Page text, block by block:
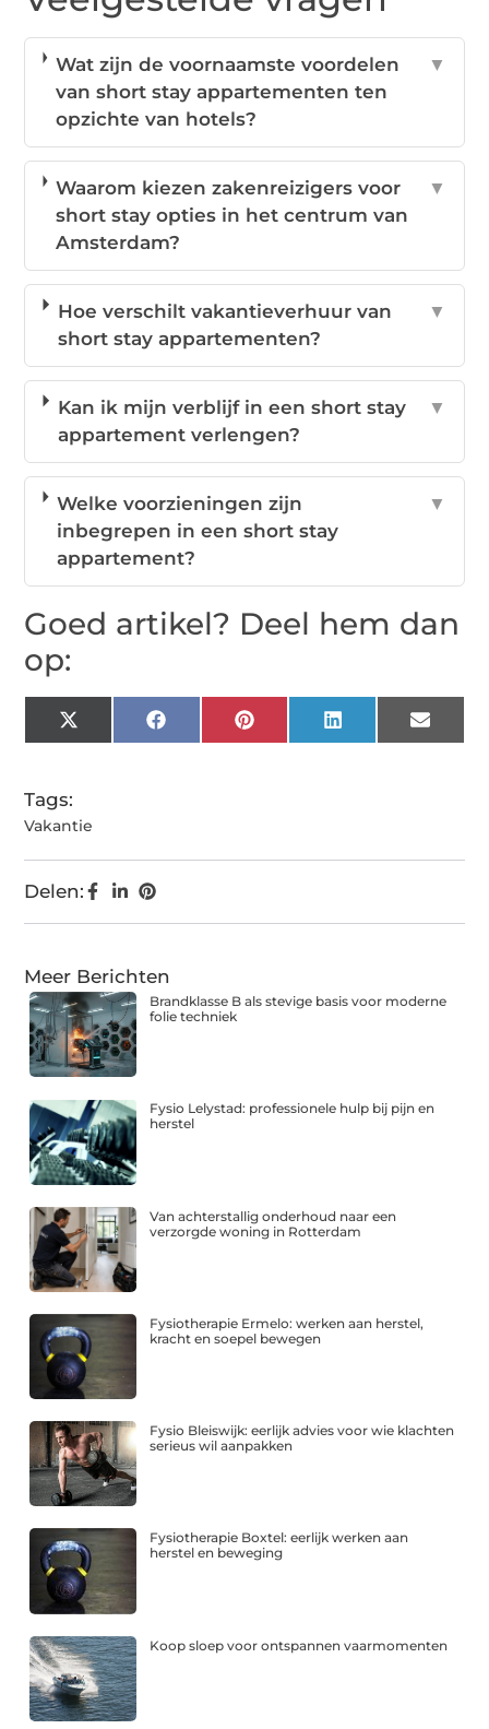
Wat zijn de voornaamste voordelen
van short stay appartementen ten
opzichte van hotels?
▼
Waarom kiezen zakenreizigers voor
short stay opties in het centrum van
Amsterdam?
▼
Hoe verschilt vakantieverhuur van
short stay appartementen?
▼
Kan ik mijn verblijf in een short stay
appartement verlengen?
▼
Welke voorzieningen zijn
inbegrepen in een short stay
appartement?
▼
Goed artikel? Deel hem dan
op:
X
(Twitter)
FacebookPinterestLinkedIn Email
Tags:
Vakantie
Delen:
Meer Berichten
Brandklasse B als stevige basis voor moderne
folie techniek
Fysio Lelystad: professionele hulp bij pijn en
herstel
Van achterstallig onderhoud naar een
verzorgde woning in Rotterdam
Fysiotherapie Ermelo: werken aan herstel,
kracht en soepel bewegen
Fysio Bleiswijk: eerlijk advies voor wie klachten
serieus wil aanpakken
Fysiotherapie Boxtel: eerlijk werken aan
herstel en beweging
Koop sloep voor ontspannen vaarmomenten